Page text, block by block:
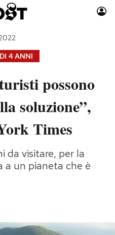
Auto
Moda
Consumismi
Storie/Idee
Media
Europa
4 ANNI
possono
soluzione”,
Times
da visitare, per la
un pianeta che è